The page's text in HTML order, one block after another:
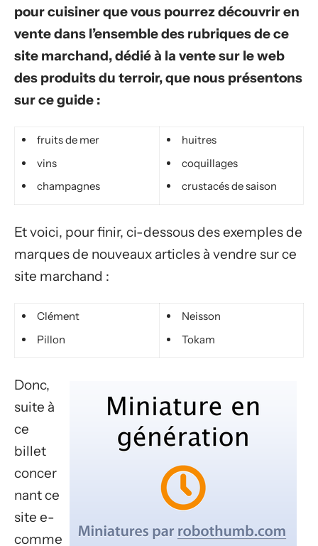
pour cuisiner que vous pourrez découvrir en
vente dans l’ensemble des rubriques de ce
site marchand, dédié à la vente sur le web
des produits du terroir, que nous présentons
sur ce guide :
fruits de mer
vins
champagnes
huitres
coquillages
crustacés de saison
Et voici, pour finir, ci-dessous des exemples de
marques de nouveaux articles à vendre sur ce
site marchand :
Clément
Pillon
Neisson
Tokam
Donc,
suite à
ce
billet
concer
nant ce
site e-
comme